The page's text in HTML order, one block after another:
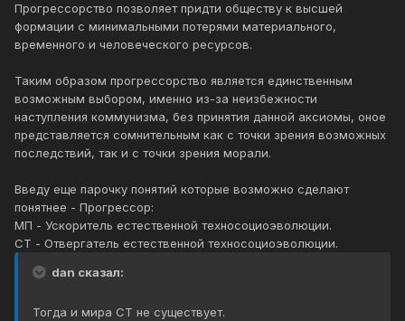
Прогрессорство позволяет придти обществу к высшей
формации с минимальными потерями материального,
временного и человеческого ресурсов.
Таким образом прогрессорство является единственным
возможным выбором, именно из-за неизбежности
наступления коммунизма, без принятия данной аксиомы, оное
представляется сомнительным как с точки зрения возможных
последствий, так и с точки зрения морали.
Введу еще парочку понятий которые возможно сделают
понятнее - Прогрессор:
МП - Ускоритель естественной техносоциоэволюции.
СТ - Отвергатель естественной техносоциоэволюции.
dan сказал:
Тогда и мира СТ не существует.